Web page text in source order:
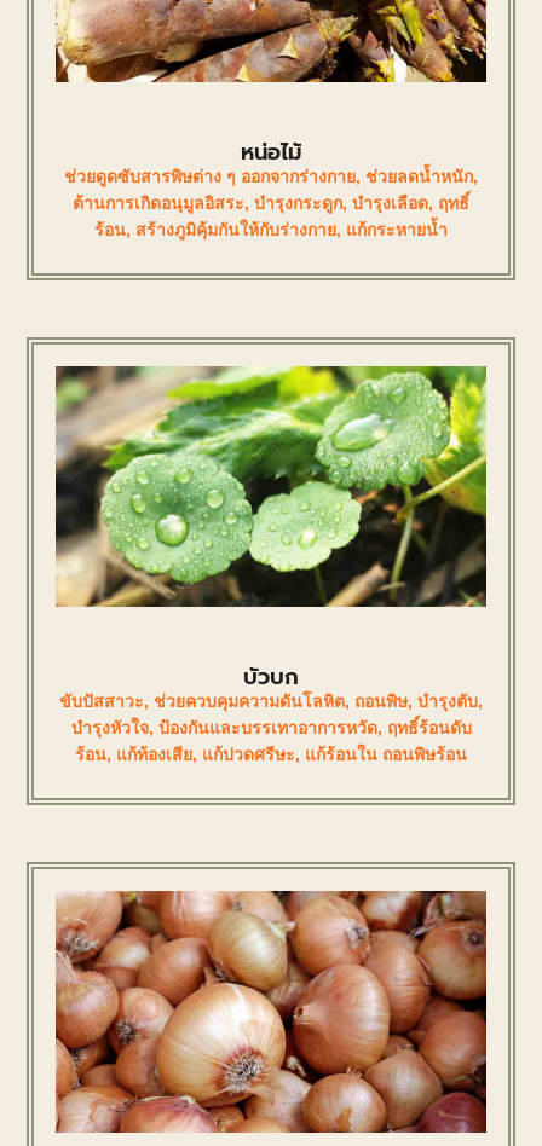
หน่อไม้
ช่วยดูดซับสารพิษต่าง ๆ ออกจากร่างกาย, ช่วยลดน้ำหนัก,
ต้านการเกิดอนุมูลอิสระ, บำรุงกระดูก, บำรุงเลือด, ฤทธิ์
ร้อน, สร้างภูมิคุ้มกันให้กับร่างกาย, แก้กระหายน้ำ
บัวบก
ขับปัสสาวะ, ช่วยควบคุมความดันโลหิต, ถอนพิษ, บำรุงตับ,
บำรุงหัวใจ, ป้องกันและบรรเทาอาการหวัด, ฤทธิ์ร้อนดับ
ร้อน, แก้ท้องเสีย, แก้ปวดศรีษะ, แก้ร้อนใน ถอนพิษร้อน